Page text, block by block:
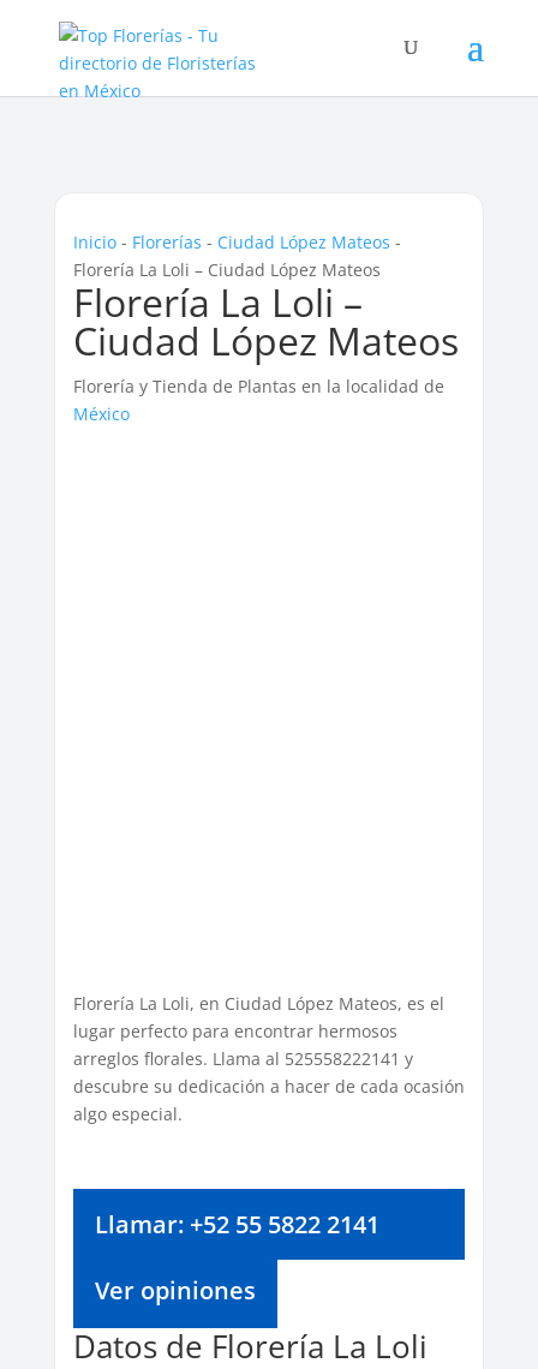
Inicio- Florerías - Ciudad López Mateos -
Florería La Loli – Ciudad López Mateos
Florería La Loli –
Ciudad López Mateos
Florería y Tienda de Plantas en la localidad de
México
Florería La Loli, en Ciudad López Mateos, es el
lugar perfecto para encontrar hermosos
arreglos florales. Llama al 525558222141 y
descubre su dedicación a hacer de cada ocasión
algo especial.
Llamar: +52 55 5822 2141
Ver opiniones
Datos de Florería La Loli